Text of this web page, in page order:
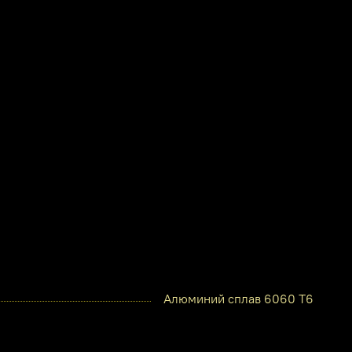
Алюминий сплав 6060 Т6